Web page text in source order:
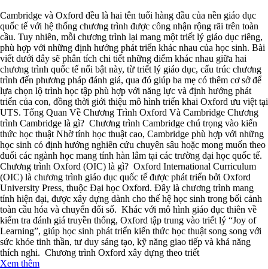
Cambridge và Oxford đều là hai tên tuổi hàng đầu của nền giáo dục
quốc tế với hệ thống chương trình được công nhận rộng rãi trên toàn
cầu. Tuy nhiên, mỗi chương trình lại mang một triết lý giáo dục riêng,
phù hợp với những định hướng phát triển khác nhau của học sinh. Bài
viết dưới đây sẽ phân tích chi tiết những điểm khác nhau giữa hai
chương trình quốc tế nổi bật này, từ triết lý giáo dục, cấu trúc chương
trình đến phương pháp đánh giá, qua đó giúp ba mẹ có thêm cơ sở để
lựa chọn lộ trình học tập phù hợp với năng lực và định hướng phát
triển của con, đồng thời giới thiệu mô hình triển khai Oxford ưu việt tại
UTS. Tổng Quan Về Chương Trình Oxford Và Cambridge Chương
trình Cambridge là gì? Chương trình Cambridge chú trọng vào kiến
thức học thuật Nhờ tính học thuật cao, Cambridge phù hợp với những
học sinh có định hướng nghiên cứu chuyên sâu hoặc mong muốn theo
đuổi các ngành học mang tính hàn lâm tại các trường đại học quốc tế.
Chương trình Oxford (OIC) là gì? Oxford International Curriculum
(OIC) là chương trình giáo dục quốc tế được phát triển bởi Oxford
University Press, thuộc Đại học Oxford. Đây là chương trình mang
tính hiện đại, được xây dựng dành cho thế hệ học sinh trong bối cảnh
toàn cầu hóa và chuyển đổi số. Khác với mô hình giáo dục thiên về
kiểm tra đánh giá truyền thống, Oxford tập trung vào triết lý “Joy of
Learning”, giúp học sinh phát triển kiến thức học thuật song song với
sức khỏe tinh thần, tư duy sáng tạo, kỹ năng giao tiếp và khả năng
thích nghi. Chương trình Oxford xây dựng theo triết
Xem thêm